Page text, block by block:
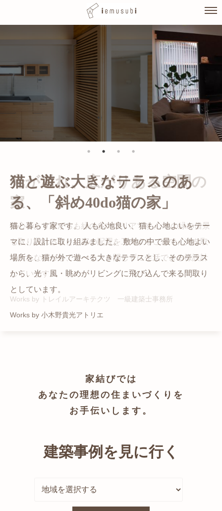
猫と暮らす家です。 人も心地良い、猫も心地よいをテー
マに、設計に取り組みました。 敷地の中で最も心地よい
場所を、猫が外で遊べる大きなテラスとし、そのテラス
から、光・風・眺めがリビングに飛び込んで来る間取り
としています。
Works by 小木野貴光アトリエ
光が溢れ、広がりある空間の
家
都心でありながらも緑の多いエリアです。 その緑の借景
も取り入れること、窓の配置を工夫することで、光を取
り入れながらも、カーテンを閉じずに生活できる様設計
しています。
Works by トレイルアーキテクツ 一級建築士事務所
自然の中の岩山を切り開いて造った、ワイルドなゲスト
ハウスをイメージした空間が広がる都市型住宅です。
かつての機織り工場が、その趣を残しつつ孫世帯の住居
へと蘇りました。
家結びでは
あなたの理想の住まいづくりを
お手伝いします。
建築事例を見に行く